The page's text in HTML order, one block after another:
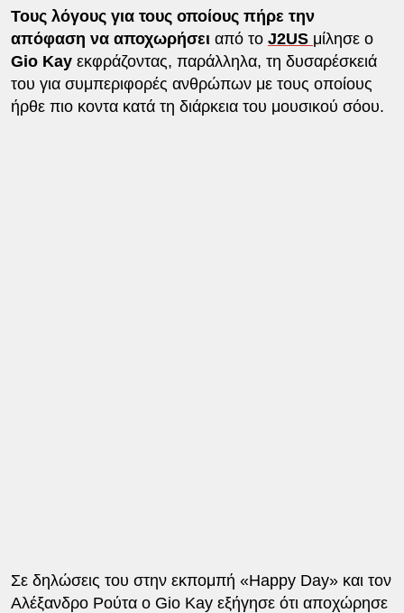
Τους λόγους για τους οποίους πήρε την
απόφαση να αποχωρήσει από το J2US μίλησε ο
Gio Kayεκφράζοντας, παράλληλα, τη δυσαρέσκειά
του για συμπεριφορές ανθρώπων με τους οποίους
ήρθε πιο κοντα κατά τη διάρκεια του μουσικού σόου.
Σε δηλώσεις του στην εκπομπή «Happy Day» και τον
Αλέξανδρο Ρούτα ο Gio Kay εξήγησε ότι αποχώρησε